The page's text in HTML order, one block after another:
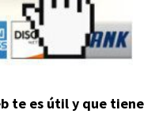
te es útil y que tiene